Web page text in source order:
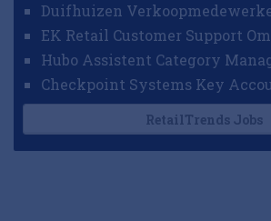
Duifhuizen
EK Retail Customer Support
Hubo Assistent Category
RetailTrends Jobs